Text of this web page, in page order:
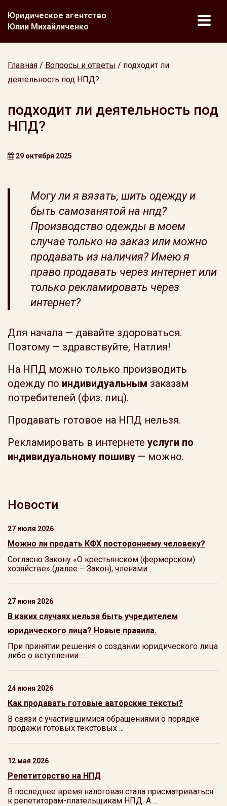
Юридическое агентство
Юлии Михайличенко
Главная / Вопросы и ответы / подходит ли
деятельность под НПД?
подходит ли деятельность под
НПД?
29 октября 2025
Могу ли я вязать, шить одежду и
быть самозанятой на нпд?
Производство одежды в моем
случае только на заказ или можно
продавать из наличия? Имею я
право продавать через интернет или
только рекламировать через
интернет?
Для начала — давайте здороваться.
Поэтому — здравствуйте, Натлия!
На НПД можно только производить
одежду по индивидуальным заказам
потребителей (физ. лиц).
Продавать готовое на НПД нельзя.
Рекламировать в интернете услуги по
индивидуальному пошиву — можно.
Новости
27 июля 2026
Можно ли продать КФХ постороннему человеку?
Согласно Закону «О крестьянском (фермерском)
хозяйстве» (далее – Закон), членами ...
27 июня 2026
В каких случаях нельзя быть учредителем
юридического лица? Новые правила.
При принятии решения о создании юридического лица
либо о вступлении ...
24 июня 2026
Как продавать готовые авторские тексты?
В связи с участившимися обращениями о порядке
продажи готовых текстовых ...
12 мая 2026
Репетиторство на НПД
В последнее время налоговая стала присматриваться
к репетиторам-плательщикам НПД. А ...